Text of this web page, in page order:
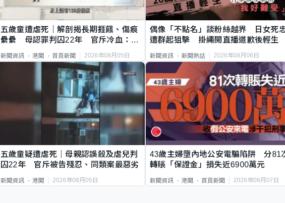
五歲童遭虐死｜解剖揭長期捱餓、傷痕
纍纍 母認罪判囚22年 官斥冷血：同
新聞資訊 港聞 首頁新聞 2026年08月05日
偶像「不點名」談粉絲越界 日女死
遭群起狙擊 掛繩開直播道歉後輕生
新聞資訊 新聞熱話 2026年08月06日
五歲童疑遭虐死｜母親認誤殺及虐兒判
囚22年 官斥被告殘忍、同類案最惡劣
新聞資訊 港聞 2026年08月05日
43歲主婦墮內地公安電騙陷阱 分81
轉賬「保證金」損失近6900萬元
新聞資訊 港聞 首頁新聞 2026年08月07日